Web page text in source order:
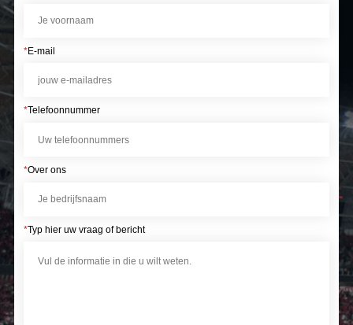
*E-mail
*Telefoonnummer
*Over ons
*Typ hier uw vraag of bericht